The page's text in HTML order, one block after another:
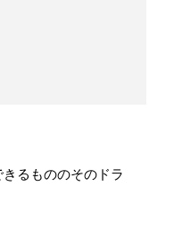
るもののそのドラ